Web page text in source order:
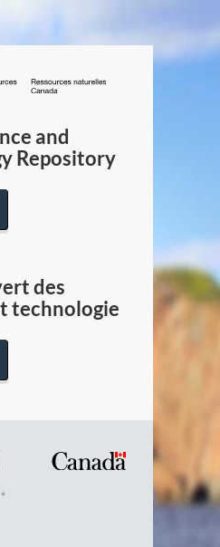
/
Canada
and
Repository
des
technologie
Symbole